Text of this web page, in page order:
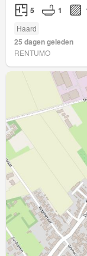
5 1
Haard
25 dagen geleden
RENTUMO